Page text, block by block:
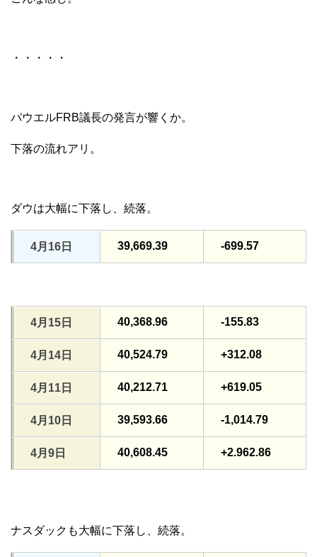
・・・・・
パウエルFRB議長の発言が響くか。
下落の流れアリ。
ダウは大幅に下落し、続落。
4月16日 39,669.39 -699.57
4月15日 40,368.96 -155.83
4月14日 40,524.79 +312.08
4月11日 40,212.71 +619.05
4月10日 39,593.66 -1,014.79
4月9日 40,608.45 +2.962.86
ナスダックも大幅に下落し、続落。